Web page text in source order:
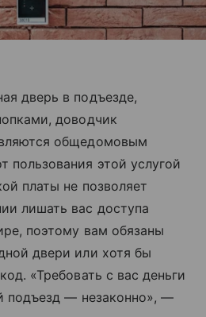
дверь в подъезде,
доводчик
общедомовым
пользования этой услугой
платы не позволяет
лишать вас доступа
поэтому вам обязаны
двери или хотя бы
«Требовать с вас деньги
подъезд — незаконно», —